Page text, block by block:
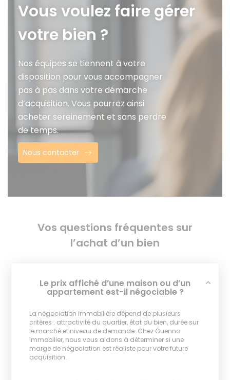
Vous voulez faire gérer
votre bien ?
Nos équipes se tiennent à votre
disposition pour vous accompagner
pas à pas dans votre démarche
d’acquisition. Vous pourrez ainsi
acheter sereinement et sans perdre
de temps.
Nous contacter
Vos questions fréquentes sur
l’achat d’un bien
Le prix affiché d’une maison ou d’un
appartement est-il négociable ?
La négociation immobilière dépend de plusieurs
critères : attractivité du quartier, état du bien, durée sur
le marché et niveau de demande. Chez Guenno
Immobilier, nous vous aidons à déterminer si une
marge de négociation est réaliste pour votre future
acquisition.